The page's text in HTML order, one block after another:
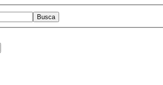
Busca